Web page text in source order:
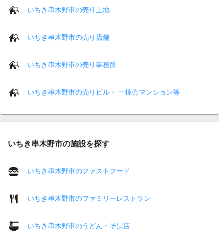
いちき串木野市の売り土地
いちき串木野市の売り店舗
いちき串木野市の売り事務所
いちき串木野市の売りビル・ 一棟売マンション等
いちき串木野市の施設を探す
いちき串木野市のファストフード
いちき串木野市のファミリーレストラン
いちき串木野市のうどん・そば店